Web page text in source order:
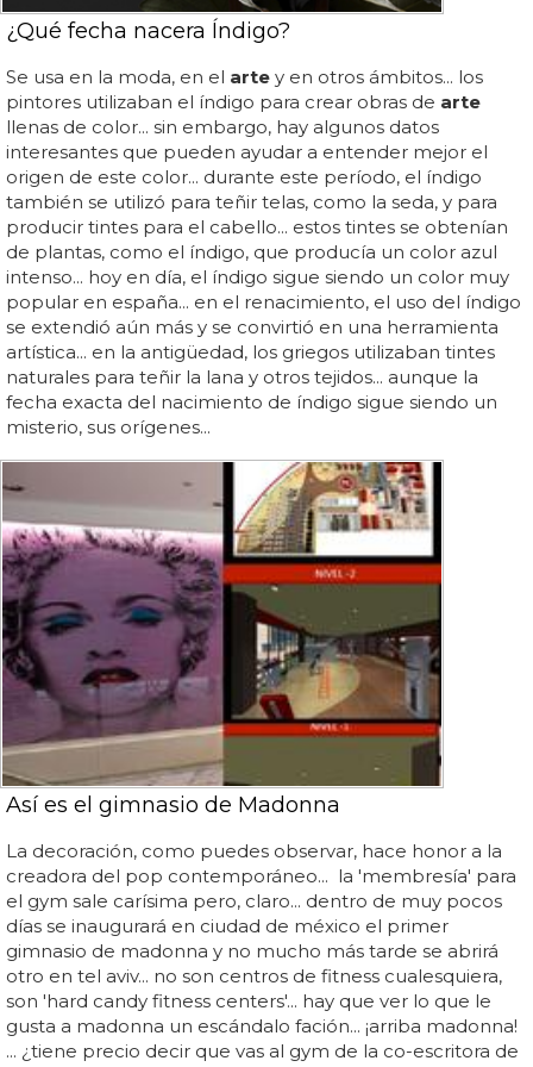
¿Qué fecha nacera Índigo?
Se usa en la moda, en el arte y en otros ámbitos... los
pintores utilizaban el índigo para crear obras de arte
llenas de color... sin embargo, hay algunos datos
interesantes que pueden ayudar a entender mejor el
origen de este color... durante este período, el índigo
también se utilizó para teñir telas, como la seda, y para
producir tintes para el cabello... estos tintes se obtenían
de plantas, como el índigo, que producía un color azul
intenso... hoy en día, el índigo sigue siendo un color muy
popular en españa... en el renacimiento, el uso del índigo
se extendió aún más y se convirtió en una herramienta
artística... en la antigüedad, los griegos utilizaban tintes
naturales para teñir la lana y otros tejidos... aunque la
fecha exacta del nacimiento de índigo sigue siendo un
misterio, sus orígenes...
Así es el gimnasio de Madonna
La decoración, como puedes observar, hace honor a la
creadora del pop contemporáneo... la 'membresía' para
el gym sale carísima pero, claro... dentro de muy pocos
días se inaugurará en ciudad de méxico el primer
gimnasio de madonna y no mucho más tarde se abrirá
otro en tel aviv... no son centros de fitness cualesquiera,
son 'hard candy fitness centers'... hay que ver lo que le
gusta a madonna un escándalo fación... ¡arriba madonna!
... ¿tiene precio decir que vas al gym de la co-escritora de